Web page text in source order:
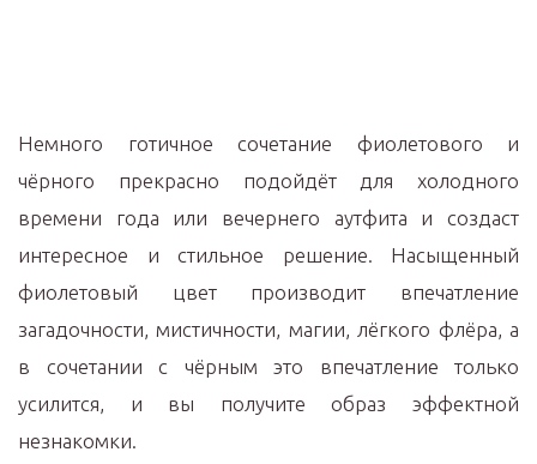
Немного готичное сочетание фиолетового и
чёрного прекрасно подойдёт для холодного
времени года или вечернего аутфита и создаст
интересное и стильное решение. Насыщенный
фиолетовый цвет производит впечатление
загадочности, мистичности, магии, лёгкого флёра, а
в сочетании с чёрным это впечатление только
усилится, и вы получите образ эффектной
незнакомки.